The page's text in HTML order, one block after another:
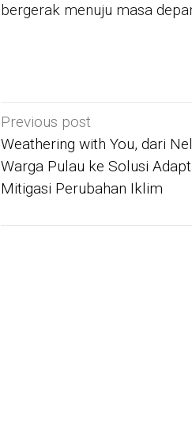
bergerak menuju masa
Post
navigation
Previous post
Weathering with You, dari
Warga Pulau ke Solusi
Mitigasi Perubahan Iklim